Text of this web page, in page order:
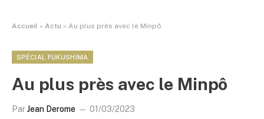
Accueil » Actu » Au plus près avec le Minpô
SPÉCIAL FUKUSHIMA
Au plus près avec le Minpô
ParJean Derome 01/03/2023